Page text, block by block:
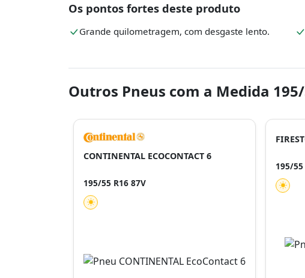
Os pontos fortes deste produto
Grande quilometragem, com desgaste lento.
Outros Pneus com a Medida 195/
CONTINENTAL ECOCONTACT 6
195/55 R16 87V
195/55